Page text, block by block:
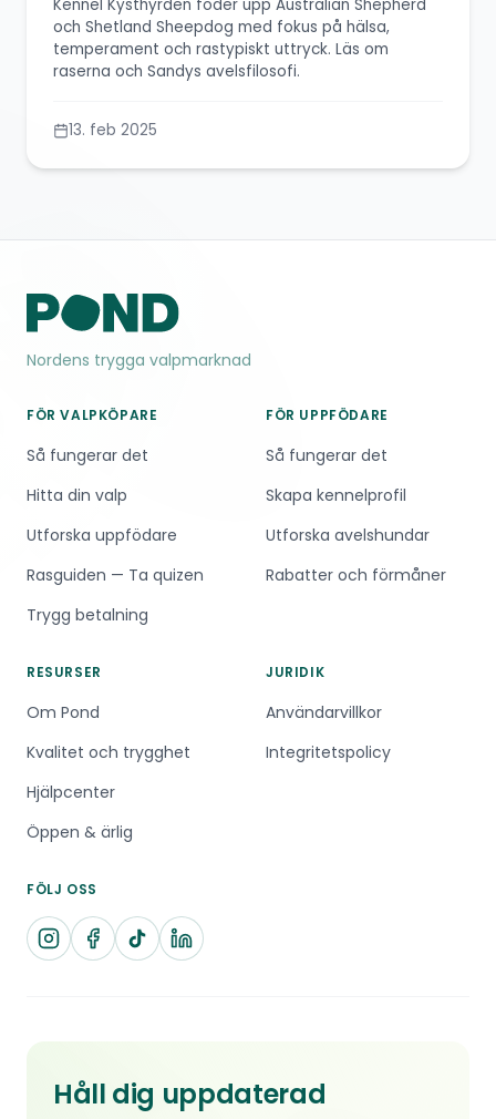
Kennel Kysthyrden föder upp Australian Shepherd
och Shetland Sheepdog med fokus på hälsa,
temperament och rastypiskt uttryck. Läs om
raserna och Sandys avelsfilosofi.
13. feb 2025
Nordens trygga valpmarknad
FÖR VALPKÖPARE
Så fungerar det
Hitta din valp
Utforska uppfödare
Rasguiden — Ta quizen
Trygg betalning
FÖR UPPFÖDARE
Så fungerar det
Skapa kennelprofil
Utforska avelshundar
Rabatter och förmåner
RESURSER
Om Pond
Kvalitet och trygghet
Hjälpcenter
Öppen & ärlig
JURIDIK
Användarvillkor
Integritetspolicy
FÖLJ OSS
Håll dig uppdaterad